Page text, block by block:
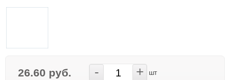
26.60 руб. - + шт